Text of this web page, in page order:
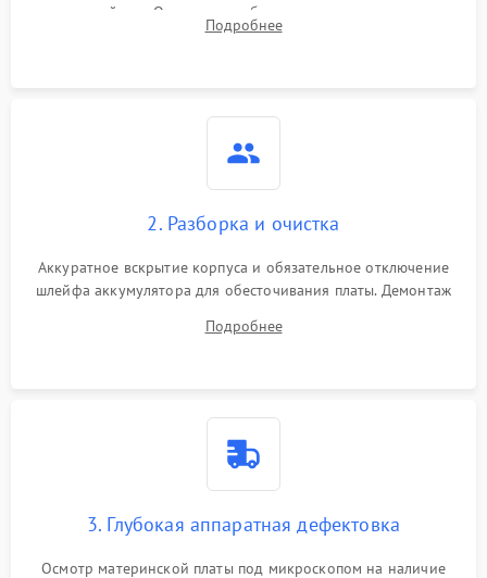
устройства. Оценка потребления тока с помощью
лабораторного блока питания для локализации проблемы.
Подробнее
2. Разборка и очистка
Аккуратное вскрытие корпуса и обязательное отключение
шлейфа аккумулятора для обесточивания платы. Демонтаж
высохшей термопасты с кристаллов чипов.
Подробнее
3. Глубокая аппаратная дефектовка
Осмотр материнской платы под микроскопом на наличие